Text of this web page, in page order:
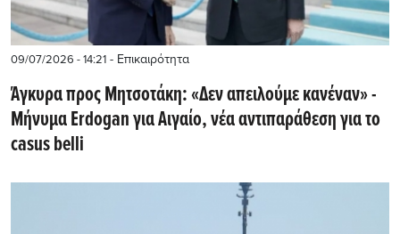
09/07/2026 - 14:21 - Επικαιρότητα
Άγκυρα προς Μητσοτάκη: «Δεν απειλούμε κανέναν» -
Mήνυμα Erdogan για Αιγαίο, νέα αντιπαράθεση για το
casus belli